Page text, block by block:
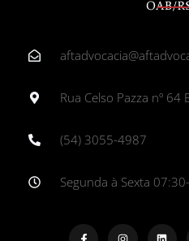
Rua Celso Pazza nº
(54) 3055-4987
Segunda à Sexta